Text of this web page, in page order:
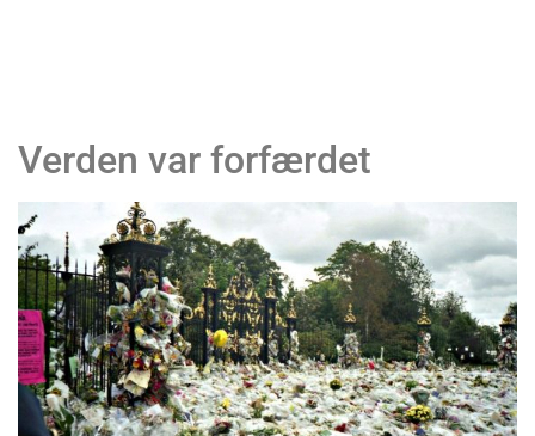
Verden var forfærdet